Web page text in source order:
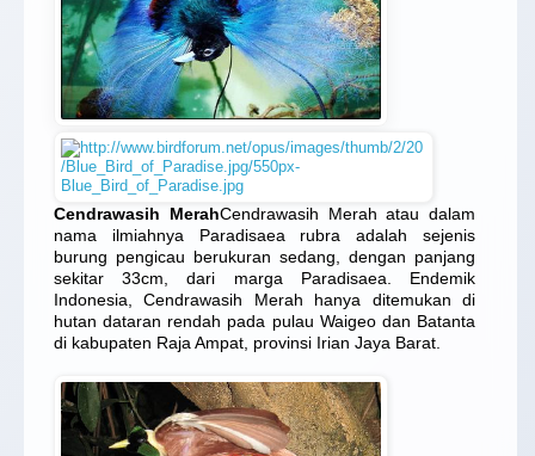
Cendrawasih MerahCendrawasih Merah atau dalam
nama ilmiahnya Paradisaea rubra adalah sejenis
burung pengicau berukuran sedang, dengan panjang
sekitar 33cm, dari marga Paradisaea. Endemik
Indonesia, Cendrawasih Merah hanya ditemukan di
hutan dataran rendah pada pulau Waigeo dan Batanta
di kabupaten Raja Ampat, provinsi Irian Jaya Barat.